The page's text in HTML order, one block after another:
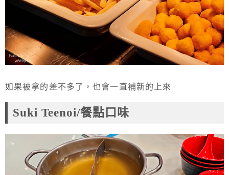
如果被拿的差不多了，也會一直補新的上來
Suki Teenoi/餐點口味